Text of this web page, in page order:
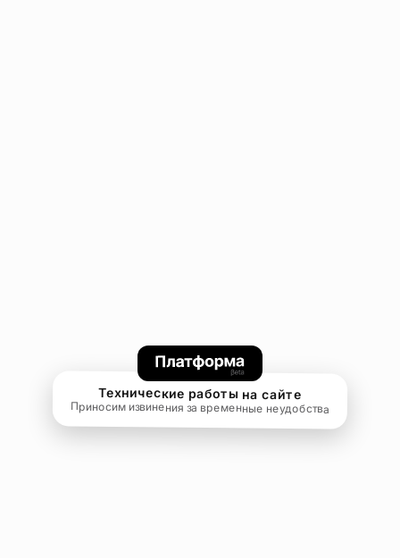
Технические работы на сайте
Приносим извинения за временные неудобства